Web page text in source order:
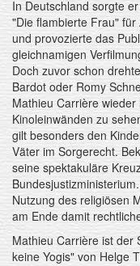
In Deutschland sorgte
"Die flambierte Frau"
und provozierte das
gleichnamigen
Doch zuvor schon
Bardot oder Romy
Mathieu Carrière
Kinoleinwänden zu
gilt besonders den
Väter im Sorgerecht.
seine spektakuläre
Nutzung des religiösen
am Ende damit
Mathieu Carrière ist der
keine Yogis" von Helge